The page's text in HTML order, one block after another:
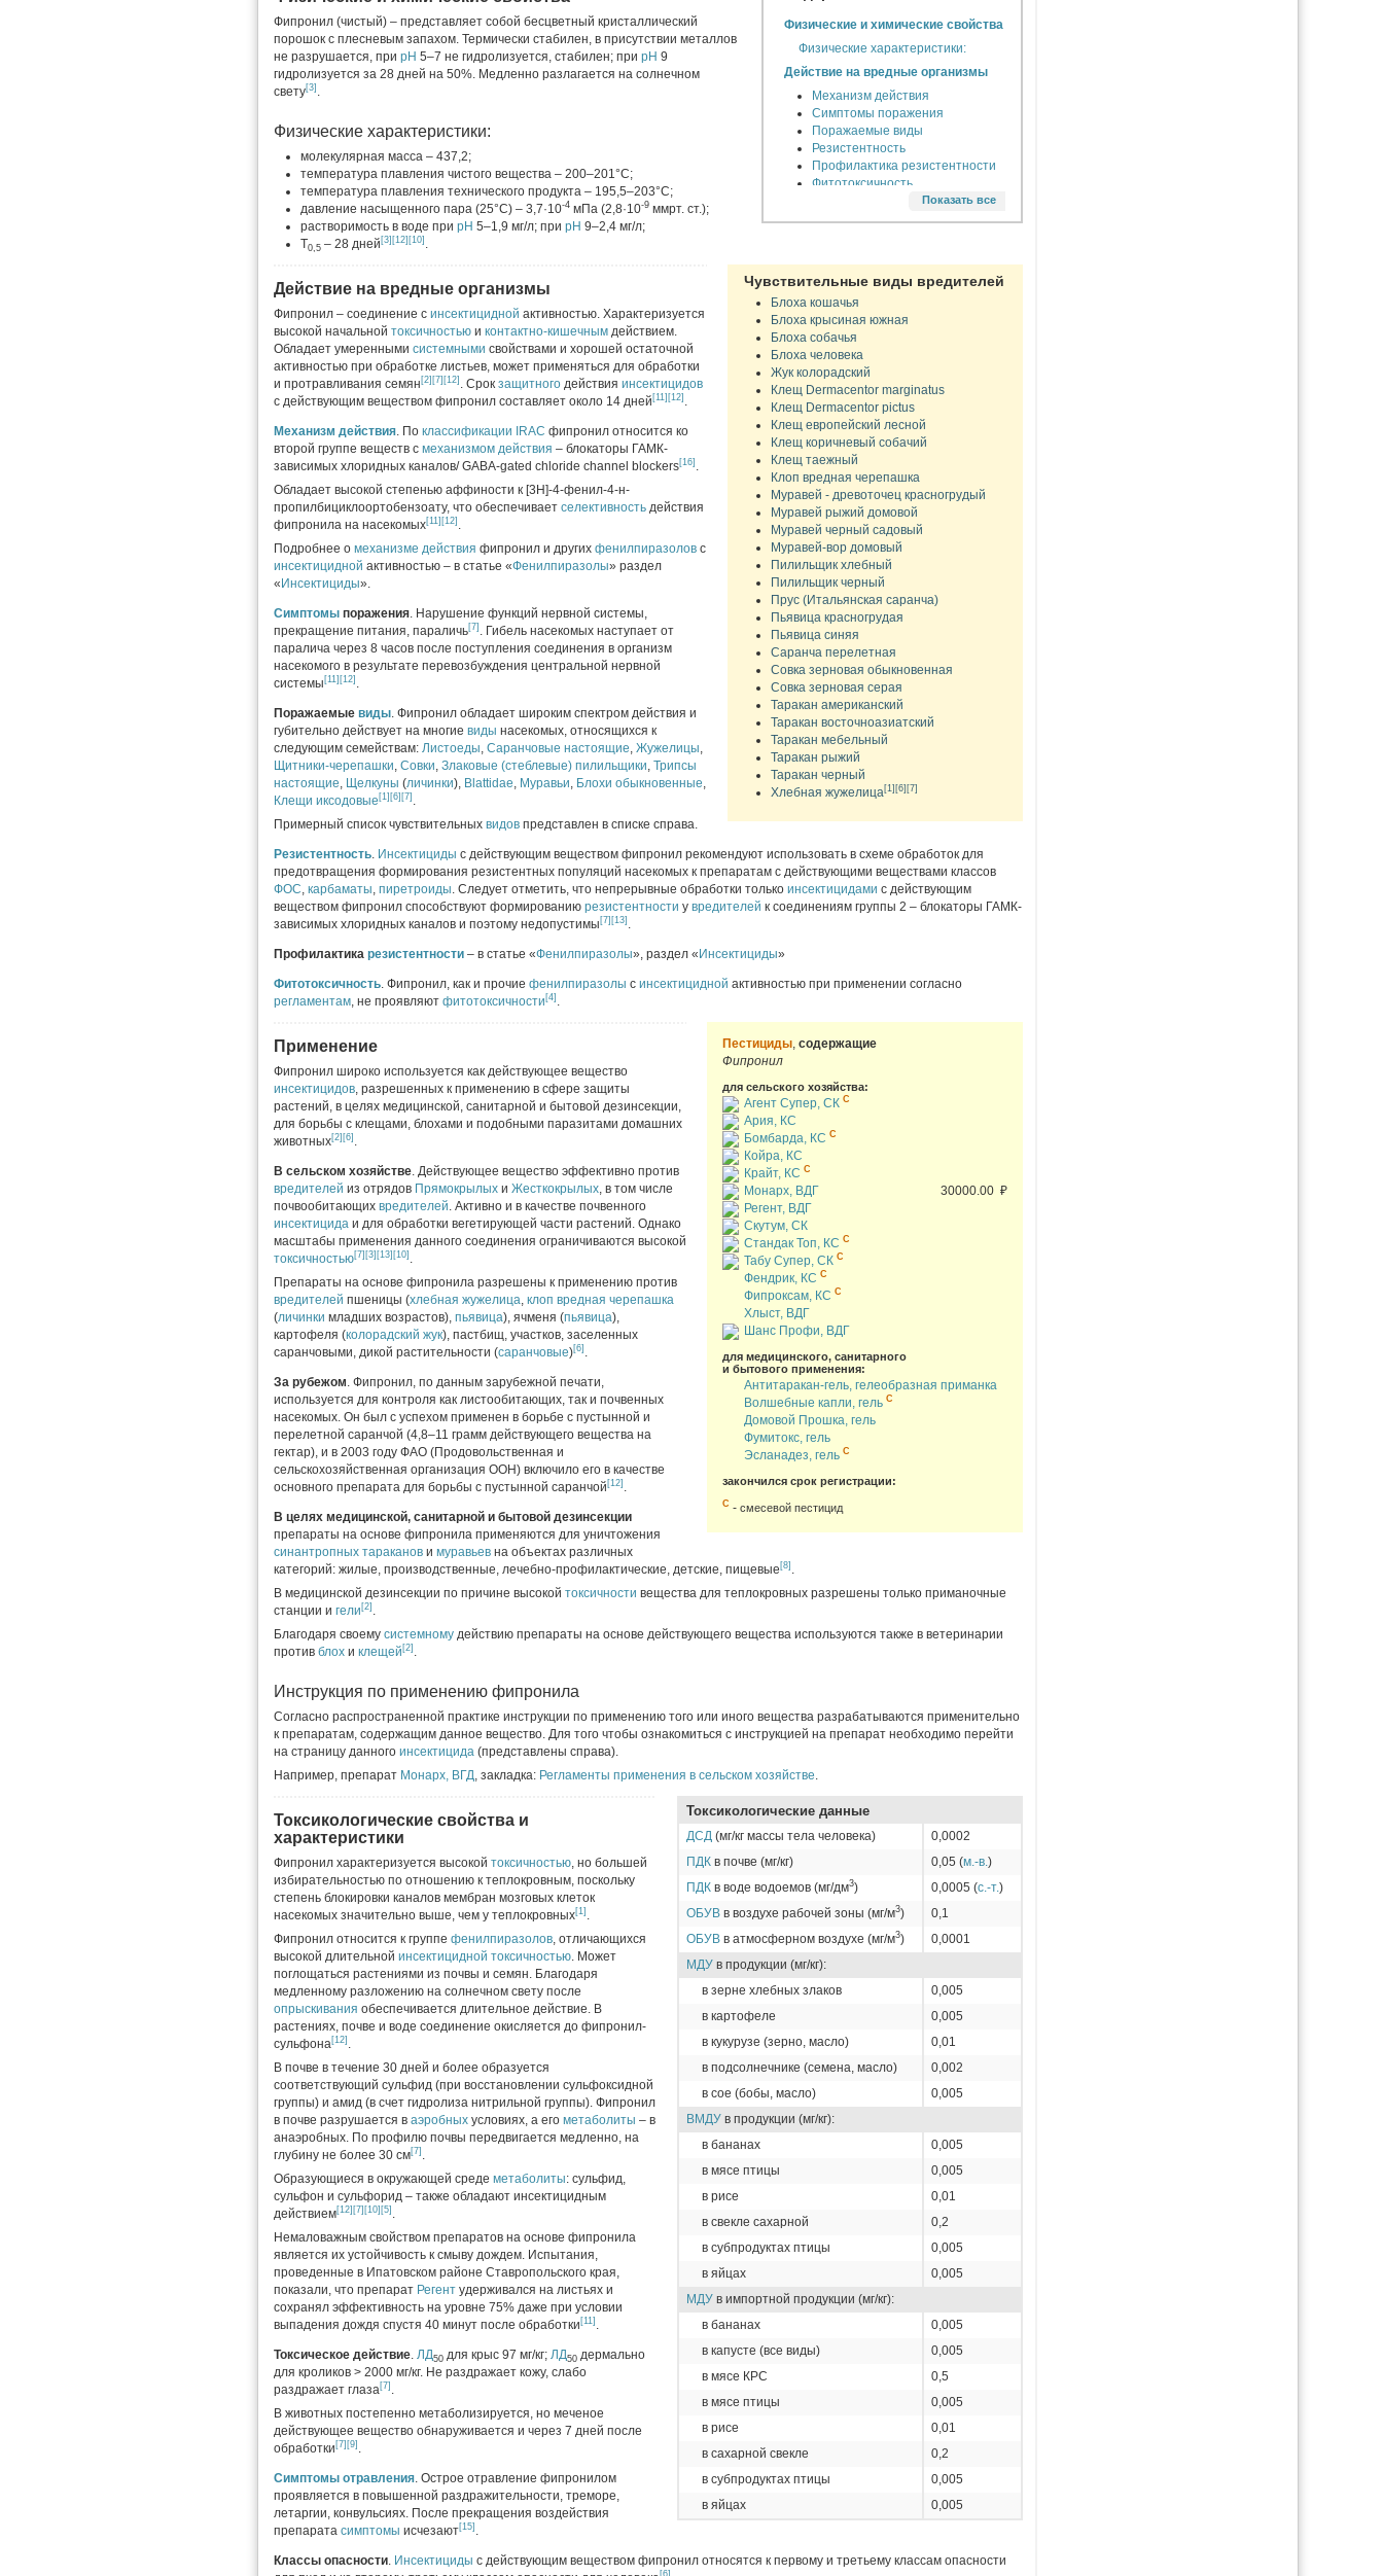
Показать все
Физические и химические свойства
Физические характеристики:
Действие на вредные организмы
Механизм действия
Симптомы поражения
Поражаемые виды
Резистентность
Профилактика резистентности
Фитотоксичность
В целях медицинской,
санитарной и бытовой
дезинсекции
Инструкция по применению
фипронила
Токсикологические свойства и
характеристики
Токсическое действие
Симптомы отравления
Классы опасности
История получения
Фипронил (чистый) – представляет собой бесцветный кристаллический
порошок с плесневым запахом. Термически стабилен, в присутствии металлов
не разрушается, при pH 5–7 не гидролизуется, стабилен; при pH 9
гидролизуется за 28 дней на 50%. Медленно разлагается на солнечном
свету[3] .
Физические характеристики:
молекулярная масса – 437,2;
температура плавления чистого вещества – 200–201°С;
температура плавления технического продукта – 195,5–203°С;
давление насыщенного пара (25°С) – 3,7·10-4 мПа (2,8·10-9 ммрт. ст.);
растворимость в воде при pH 5–1,9 мг/л; при pH 9–2,4 мг/л;
Т0,5 – 28 дней [3] [12] [10] .
Чувствительные виды вредителей
Блоха кошачья
Блоха крысиная южная
Блоха собачья
Блоха человека
Жук колорадский
Клещ Dermacentor marginatus
Клещ Dermacentor pictus
Клещ европейский лесной
Клещ коричневый собачий
Клещ таежный
Клоп вредная черепашка
Муравей - древоточец красногрудый
Муравей рыжий домовой
Муравей черный садовый
Муравей-вор домовый
Пилильщик хлебный
Пилильщик черный
Прус (Итальянская саранча)
Пьявица красногрудая
Пьявица синяя
Саранча перелетная
Совка зерновая обыкновенная
Совка зерновая серая
Таракан американский
Таракан восточноазиатский
Таракан мебельный
Таракан рыжий
Таракан черный
Хлебная жужелица[1] [6] [7]
Действие на вредные организмы
Фипронил – соединение с инсектицидной активностью. Характеризуется
высокой начальной токсичностью и контактно-кишечным действием.
Обладает умеренными системными свойствами и хорошей остаточной
активностью при обработке листьев, может применяться для обработки
и протравливания семян [2] [7] [12] . Срок защитного действия инсектицидов
с действующим веществом фипронил составляет около 14 дней [11] [12] .
Механизм действия. По классификации IRAC фипронил относится ко
второй группе веществ с механизмом действия – блокаторы ГАМК-
зависимых хлоридных каналов/ GABA-gated chloride channel blockers[16] .
Обладает высокой степенью аффиности к [3H]-4-фенил-4-н-
пропилбициклоортобензоату, что обеспечивает селективность действия
фипронила на насекомых[11] [12] .
Подробнее о механизме действия фипронил и других фенилпиразолов с
инсектицидной активностью – в статье «Фенилпиразолы» раздел
« Инсектициды».
Симптомы поражения. Нарушение функций нервной системы,
прекращение питания, параличь[7] . Гибель насекомых наступает от
паралича через 8 часов после поступления соединения в организм
насекомого в результате перевозбуждения центральной нервной
системы [11] [12] .
Поражаемые виды. Фипронил обладает широким спектром действия и
губительно действует на многие виды насекомых, относящихся к
следующим семействам: Листоеды, Саранчовые настоящие, Жужелицы,
Щитники-черепашки, Совки, Злаковые (стеблевые) пилильщики, Трипсы
настоящие, Щелкуны (личинки), Blattidae, Муравьи, Блохи обыкновенные,
Клещи иксодовые [1] [6] [7] .
Примерный список чувствительных видов представлен в списке справа.
Резистентность. Инсектициды с действующим веществом фипронил рекомендуют использовать в схеме обработок для
предотвращения формирования резистентных популяций насекомых к препаратам с действующими веществами классов
ФОС, карбаматы, пиретроиды. Следует отметить, что непрерывные обработки только инсектицидами с действующим
веществом фипронил способствуют формированию резистентности у вредителей к соединениям группы 2 – блокаторы ГАМК-
зависимых хлоридных каналов и поэтому недопустимы [7] [13] .
Профилактика резистентности – в статье «Фенилпиразолы», раздел « Инсектициды»
Фитотоксичность. Фипронил, как и прочие фенилпиразолы с инсектицидной активностью при применении согласно
регламентам, не проявляют фитотоксичности [4] .
Пестициды, содержащие
Фипронил
для сельского хозяйства:
Агент Супер, СК C
Ария, КС
Бомбарда, КС C
Койра, КС
Крайт, КС C
Монарх, ВДГ 30000.00 ₽
Регент, ВДГ
Скутум, СК
Стандак Топ, КС C
Табу Супер, СК C
Фендрик, КС C
Фипроксам, КС C
Хлыст, ВДГ
Шанс Профи, ВДГ
для медицинского, санитарного
и бытового применения:
Антитаракан-гель, гелеобразная приманка
Волшебные капли, гель C
Домовой Прошка, гель
Фумитокс, гель
Эсланадез, гель C
закончился срок регистрации:
С - смесевой пестицид
Применение
Фипронил широко используется как действующее вещество
инсектицидов, разрешенных к применению в сфере защиты
растений, в целях медицинской, санитарной и бытовой дезинсекции,
для борьбы с клещами, блохами и подобными паразитами домашних
животных[2] [6] .
В сельском хозяйстве. Действующее вещество эффективно против
вредителей из отрядов Прямокрылых и Жесткокрылых, в том числе
почвообитающих вредителей. Активно и в качестве почвенного
инсектицида и для обработки вегетирующей части растений. Однако
масштабы применения данного соединения ограничиваются высокой
токсичностью[7] [3] [13] [10] .
Препараты на основе фипронила разрешены к применению против
вредителей пшеницы (хлебная жужелица, клоп вредная черепашка
(личинки младших возрастов), пьявица), ячменя (пьявица),
картофеля (колорадский жук), пастбищ, участков, заселенных
саранчовыми, дикой растительности (саранчовые)[6] .
За рубежом. Фипронил, по данным зарубежной печати,
используется для контроля как листообитающих, так и почвенных
насекомых. Он был с успехом применен в борьбе с пустынной и
перелетной саранчой (4,8–11 грамм действующего вещества на
гектар), и в 2003 году ФАО (Продовольственная и
сельскохозяйственная организация ООН) включило его в качестве
основного препарата для борьбы с пустынной саранчой [12] .
В целях медицинской, санитарной и бытовой дезинсекции
препараты на основе фипронила применяются для уничтожения
синантропных тараканов и муравьев на объектах различных
категорий: жилые, производственные, лечебно-профилактические, детские, пищевые [8] .
В медицинской дезинсекции по причине высокой токсичности вещества для теплокровных разрешены только приманочные
станции и гели [2] .
Благодаря своему системному действию препараты на основе действующего вещества используются также в ветеринарии
против блох и клещей [2] .
Инструкция по применению фипронила
Согласно распространенной практике инструкции по применению того или иного вещества разрабатываются применительно
к препаратам, содержащим данное вещество. Для того чтобы ознакомиться с инструкцией на препарат необходимо перейти
на страницу данного инсектицида (представлены справа).
Например, препарат Монарх, ВГД, закладка: Регламенты применения в сельском хозяйстве.
Токсикологические данные
ДСД (мг/кг массы тела человека)
0,0002
ПДК в почве (мг/кг) 0,05 (м.-в.)
ПДК в воде водоемов (мг/дм3) 0,0005 (с.-т.)
ОБУВ в воздухе рабочей зоны (мг/м3)
0,1
ОБУВ в атмосферном воздухе (мг/м3)
0,0001
МДУ в продукции (мг/кг):
в зерне хлебных злаков
0,005
в картофеле
0,005
в кукурузе (зерно, масло)
0,01
в подсолнечнике (семена, масло)
0,002
в сое (бобы, масло)
0,005
ВМДУ в продукции (мг/кг):
в бананах
0,005
в мясе птицы
0,005
в рисе
0,01
в свекле сахарной
0,2
в субпродуктах птицы
0,005
в яйцах
0,005
МДУ в импортной продукции (мг/кг):
в бананах
0,005
в капусте (все виды)
0,005
в мясе КРС
0,5
в мясе птицы
0,005
в рисе
0,01
в сахарной свекле
0,2
в субпродуктах птицы
0,005
в яйцах
0,005
Токсикологические свойства и
характеристики
Фипронил характеризуется высокой токсичностью, но большей
избирательностью по отношению к теплокровным, поскольку
степень блокировки каналов мембран мозговых клеток
насекомых значительно выше, чем у теплокровных[1] .
Фипронил относится к группе фенилпиразолов, отличающихся
высокой длительной инсектицидной токсичностью. Может
поглощаться растениями из почвы и семян. Благодаря
медленному разложению на солнечном свету после
опрыскивания обеспечивается длительное действие. В
растениях, почве и воде соединение окисляется до фипронил-
сульфона[12] .
В почве в течение 30 дней и более образуется
соответствующий сульфид (при восстановлении сульфоксидной
группы) и амид (в счет гидролиза нитрильной группы). Фипронил
в почве разрушается в аэробных условиях, а его метаболиты – в
анаэробных. По профилю почвы передвигается медленно, на
глубину не более 30 см[7] .
Образующиеся в окружающей среде метаболиты: сульфид,
сульфон и сульфорид – также обладают инсектицидным
действием[12] [7] [10] [5] .
Немаловажным свойством препаратов на основе фипронила
является их устойчивость к смыву дождем. Испытания,
проведенные в Ипатовском районе Ставропольского края,
показали, что препарат Регент удерживался на листьях и
сохранял эффективность на уровне 75% даже при условии
выпадения дождя спустя 40 минут после обработки [11] .
Токсическое действие. ЛД50 для крыс 97 мг/кг; ЛД50 дермально
для кроликов > 2000 мг/кг. Не раздражает кожу, слабо
раздражает глаза[7] .
В животных постепенно метаболизируется, но меченое
действующее вещество обнаруживается и через 7 дней после
обработки [7] [9] .
Симптомы отравления. Острое отравление фипронилом
проявляется в повышенной раздражительности, треморе,
летаргии, конвульсиях. После прекращения воздействия
препарата симптомы исчезают[15] .
Классы опасности. Инсектициды с действующим веществом фипронил относятся к первому и третьему классам опасности
[6]